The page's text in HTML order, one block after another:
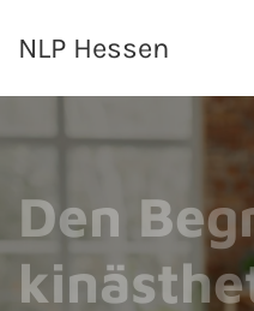
NLP Hessen
Den